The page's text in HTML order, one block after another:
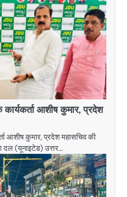
आशीष कुमार, प्रदेश
आशीष कुमार, प्रदेश महासचिव की
दल (यूनाइटेड) उत्तर…